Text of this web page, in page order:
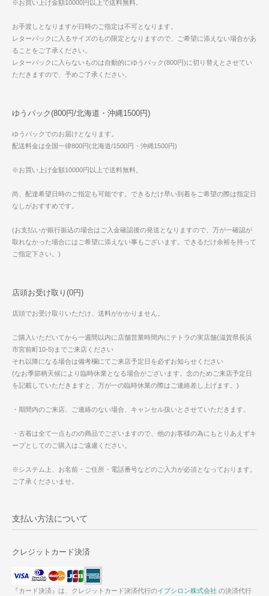
※お買い上げ金額10000円以上で送料無料。
お手渡しとなりますが日時のご指定は不可となります。
レターパックに入るサイズのもの限定となりますので、ご希望に添えない場合があ
ることをご了承ください。
レターパックに入らないものは自動的にゆうパック(800円)に切り替えとさせてい
ただきますので、予めご了承ください。
ゆうパック(800円/北海道・沖縄1500円)
ゆうパックでのお届けとなります。
配送料金は全国一律800円(北海道/1500円・沖縄1500円)
※お買い上げ金額10000円以上で送料無料。
尚、配達希望日時のご指定も可能です。できるだけ早い到着をご希望の際は指定日
なしがおすすめです。
(お支払いが銀行振込の場合はご入金確認後の発送となりますので、万が一確認が
取れなかった場合にはご希望に添えない事もございます。できるだけ余裕を持って
ご指定下さい。)
店頭お受け取り(0円)
店頭でお受け取りいただけ、送料がかかりません。
ご購入いただいてから一週間以内に店舗営業時間内にテトラの実店舗(滋賀県長浜
市宮前町10-5)までご来店ください
それ以降になる場合は備考欄にてご来店予定日を必ずお知らせください
(なお季節柄天候により臨時休業となる場合がございます。念のためご来店予定日
を記載していただきますと、万が一の臨時休業の際はご連絡差し上げます。)
・期間内のご来店、ご連絡のない場合、キャンセル扱いとさせていただきます。
・古着は全て一点ものの商品でございますので、他のお客様の為にもとりあえずキ
ープとしてのご購入はご遠慮ください。
※システム上、お名前・ご住所・電話番号などのご入力が必須となっております。
ご了承くださいませ。
支払い方法について
クレジットカード決済
『カード決済』は、クレジットカード決済代行のイプシロン株式会社 の決済代行